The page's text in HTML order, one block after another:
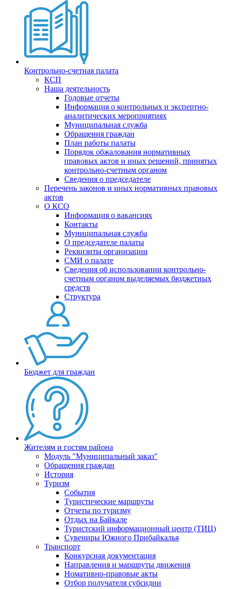
Контрольно-счетная палата
КСП
Наша деятельность
Годовые отчеты
Информация о контрольных и экспертно-
аналитических мероприятиях
Муниципальная служба
Обращения граждан
План работы палаты
Порядок обжалования нормативных
правовых актов и иных решений, принятых
контрольно-счетным органом
Сведения о председателе
Перечень законов и иных нормативных правовых
актов
О КСО
Информация о вакансиях
Контакты
Муниципальная служба
О председателе палаты
Реквизиты организации
СМИ о палате
Сведения об использовании контрольно-
счетным органом выделяемых бюджетных
средств
Структура
Бюджет для граждан
Жителям и гостям района
Модуль "Муниципальный заказ"
Обращения граждан
История
Туризм
События
Туристические маршруты
Отчеты по туризму
Отдых на Байкале
Туристский информационный центр (ТИЦ)
Сувениры Южного Прибайкалья
Транспорт
Конкурсная документация
Направления и маршруты движения
Номативно-правовые акты
Отбор получателя субсидии